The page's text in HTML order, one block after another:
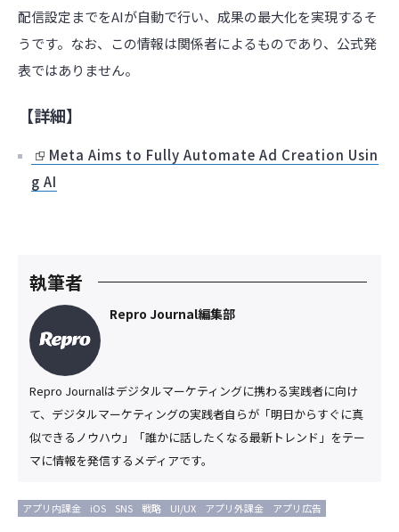
配信設定までをAIが自動で行い、成果の最大化を実現するそ
うです。なお、この情報は関係者によるものであり、公式発
表ではありません。
【詳細】
Meta Aims to Fully Automate Ad Creation Usin
g AI
執筆者
Repro Journal編集部
Repro Journalはデジタルマーケティングに携わる実践者に向け
て、デジタルマーケティングの実践者自らが「明日からすぐに真
似できるノウハウ」「誰かに話したくなる最新トレンド」をテー
マに情報を発信するメディアです。
アプリ内課金 iOS SNS 戦略 UI/UX アプリ外課金 アプリ広告